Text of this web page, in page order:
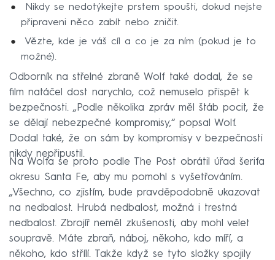
Nikdy se nedotýkejte prstem spoušti, dokud nejste
připraveni něco zabít nebo zničit.
Vězte, kde je váš cíl a co je za ním (pokud je to
možné).
Odborník na střelné zbraně Wolf také dodal, že se
film natáčel dost narychlo, což nemuselo přispět k
bezpečnosti. „Podle několika zpráv měl štáb pocit, že
se dělají nebezpečné kompromisy,“ popsal Wolf.
Dodal také, že on sám by kompromisy v bezpečnosti
nikdy nepřipustil.
Na Wolfa se proto podle The Post obrátil úřad šerifa
okresu Santa Fe, aby mu pomohl s vyšetřováním.
„Všechno, co zjistím, bude pravděpodobně ukazovat
na nedbalost. Hrubá nedbalost, možná i trestná
nedbalost. Zbrojíř neměl zkušenosti, aby mohl velet
soupravě. Máte zbraň, náboj, někoho, kdo míří, a
někoho, kdo střílí. Takže když se tyto složky spojily